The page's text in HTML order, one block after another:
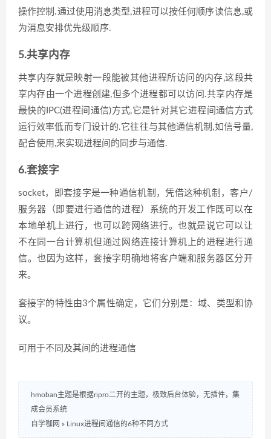
操作控制.通过使用消息类型,进程可以按任何顺序读信息,或
为消息安排优先级顺序.
5.共享内存
共享内存就是映射一段能被其他进程所访问的内存,这段共
享内存由一个进程创建,但多个进程都可以访问.共享内存是
最快的IPC(进程间通信)方式,它是针对其它进程间通信方式
运行效率低而专门设计的.它往往与其他通信机制,如信号量,
配合使用,来实现进程间的同步与通信.
6.套接字
socket，即套接字是一种通信机制，凭借这种机制，客户/
服务器（即要进行通信的进程）系统的开发工作既可以在
本地单机上进行，也可以跨网络进行。也就是说它可以让
不在同一台计算机但通过网络连接计算机上的进程进行通
信。也因为这样，套接字明确地将客户端和服务器区分开
来。
套接字的特性由3个属性确定，它们分别是：域、类型和协
议。
可用于不同及其间的进程通信
hmoban主题是根据ripro二开的主题，极致后台体验，无插件，集
成会员系统
自学咖网 » Linux进程间通信的6种不同方式